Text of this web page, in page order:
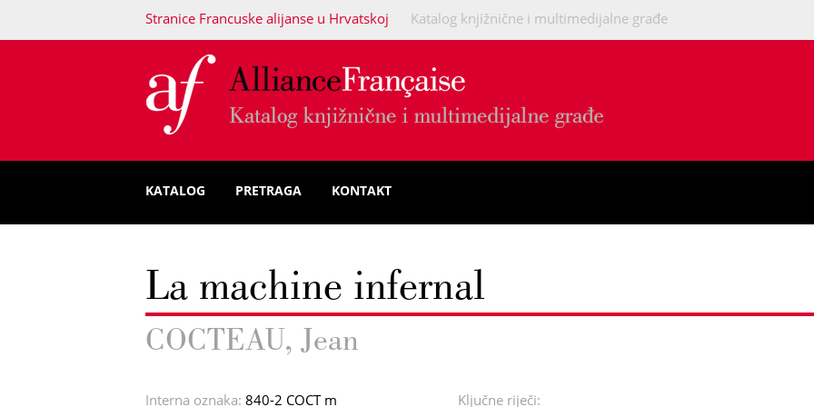
Stranice Francuske alijanse u Hrvatskoj Katalog knjižnične i multimedijalne građe
KATALOG PRETRAGA KONTAKT
La machine infernal
COCTEAU, Jean
Interna oznaka: 840-2 COCT m Ključne riječi: